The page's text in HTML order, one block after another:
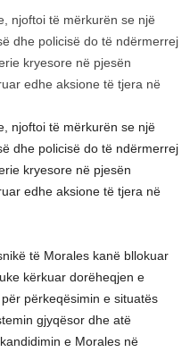
njoftoi të mërkurën se një
dhe policisë do të ndërmerrej
kryesore në pjesën
edhe aksione të tjera në
njoftoi të mërkurën se një
dhe policisë do të ndërmerrej
kryesore në pjesën
edhe aksione të tjera në
të Morales kanë bllokuar
kërkuar dorëheqjen e
përkeqësimin e situatës
gjyqësor dhe atë
e Morales në